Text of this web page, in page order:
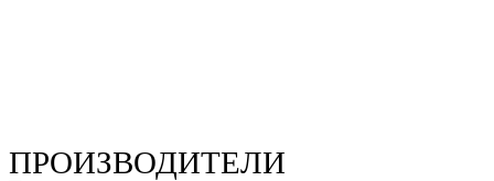
ПРОИЗВОДИТЕЛИ